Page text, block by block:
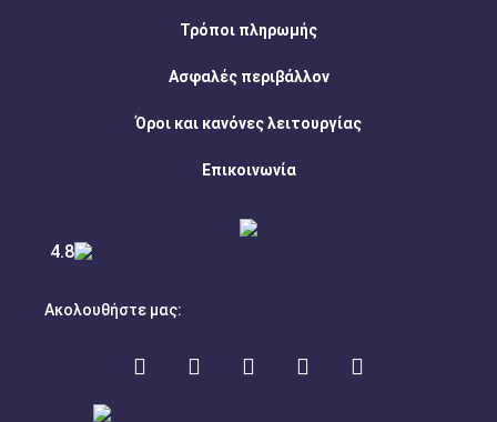
4.8
Τρόποι πληρωμής
Ασφαλές περιβάλλον
Όροι και κανόνες λειτουργίας
Επικοινωνία
Ακολουθήστε μας: